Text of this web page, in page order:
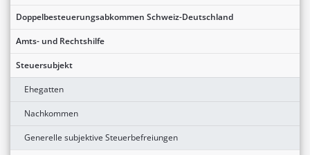
Doppelbesteuerungsabkommen Schweiz-Deutschland
Amts- und Rechtshilfe
Steuersubjekt
Ehegatten
Nachkommen
Generelle subjektive Steuerbefreiungen